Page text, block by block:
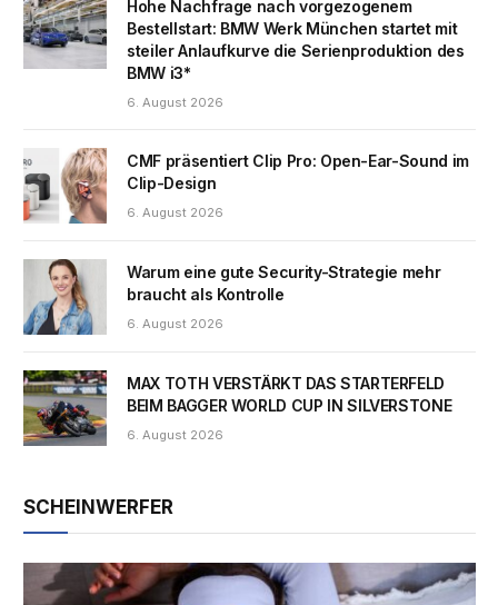
Hohe Nachfrage nach vorgezogenem
Bestellstart: BMW Werk München startet mit
steiler Anlaufkurve die Serienproduktion des
BMW i3*
6. August 2026
CMF präsentiert Clip Pro: Open-Ear-Sound im
Clip-Design
6. August 2026
Warum eine gute Security-Strategie mehr
braucht als Kontrolle
6. August 2026
MAX TOTH VERSTÄRKT DAS STARTERFELD
BEIM BAGGER WORLD CUP IN SILVERSTONE
6. August 2026
SCHEINWERFER